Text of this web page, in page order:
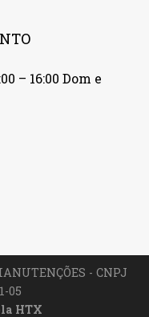
– 16:00 Dom e
- CNPJ
05
HTX